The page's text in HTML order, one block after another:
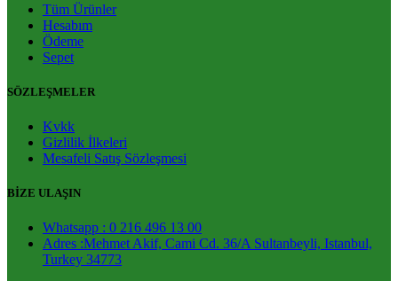
Tüm Ürünler
Hesabım
Ödeme
Sepet
SÖZLEŞMELER
Kvkk
Gizlilik İlkeleri
Mesafeli Satış Sözleşmesi
BİZE ULAŞIN
Whatsapp : 0 216 496 13 00
Adres :Mehmet Akif, Cami Cd. 36/A Sultanbeyli, Istanbul,
Turkey 34773